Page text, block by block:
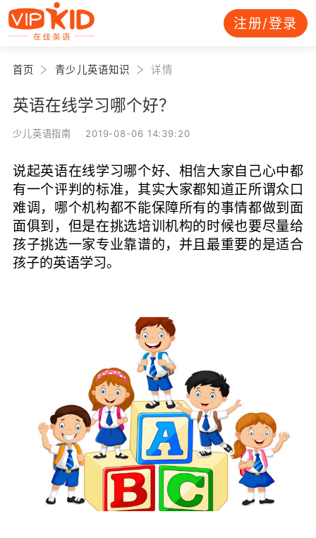
注册/登录
首页 青少儿英语知识 详情
英语在线学习哪个好？
少儿英语指南 2019-08-06 14:39:20
说起英语在线学习哪个好、相信大家自己心中都
有一个评判的标准，其实大家都知道正所谓众口
难调，哪个机构都不能保障所有的事情都做到面
面俱到，但是在挑选培训机构的时候也要尽量给
孩子挑选一家专业靠谱的，并且最重要的是适合
孩子的英语学习。